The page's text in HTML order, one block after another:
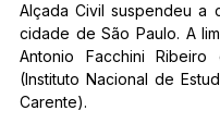
Alçada Civil suspendeu a
cidade de São Paulo. A
Antonio Facchini
(Instituto Nacional de
Carente).